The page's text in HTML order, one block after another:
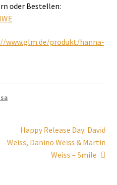
oder Bestellen:
www.glm.de/produkt/hanna-
Nächster
Beitrag:
Happy Release Day: David
Weiss, Danino Weiss & Martin
Weiss – Smile